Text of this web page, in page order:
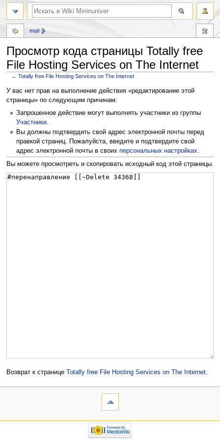
Просмотр кода страницы Totally free
File Hosting Services on The Internet
←Totally free File Hosting Services on The Internet
Перейти
к
навигации
Перейти
к
поиску
У вас нет прав на выполнение действия «редактирование этой
страницы» по следующим причинам:
Запрошенное действие могут выполнять участники из группы
Участники
Вы должны подтвердить свой адрес электронной почты перед
правкой страниц. Пожалуйста, введите и подтвердите свой
адрес электронной почты в своих персональных настройках
Вы можете просмотреть и скопировать исходный код этой страницы.
Возврат к странице Totally free File Hosting Services on The Internet.
ещё